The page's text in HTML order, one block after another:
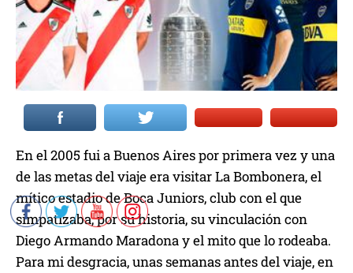
En el 2005 fui a Buenos Aires por primera vez y una
de las metas del viaje era visitar La Bombonera, el
mítico estadio de Boca Juniors, club con el que
simpatizaba, por su historia, su vinculación con
Diego Armando Maradona y el mito que lo rodeaba.
Para mi desgracia, unas semanas antes del viaje, en